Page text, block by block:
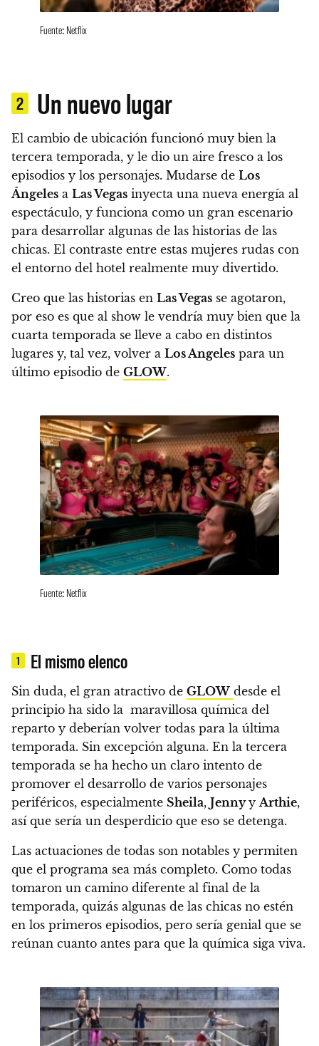
Fuente: Netflix
2 Un nuevo lugar
El cambio de ubicación funcionó muy bien la
tercera temporada, y le dio un aire fresco a los
episodios y los personajes. Mudarse de Los
Ángeles a Las Vegas inyecta una nueva energía al
espectáculo, y funciona como un gran escenario
para desarrollar algunas de las historias de las
chicas. El contraste entre estas mujeres rudas con
el entorno del hotel realmente muy divertido.
Creo que las historias en Las Vegas se agotaron,
por eso es que al show le vendría muy bien que la
cuarta temporada se lleve a cabo en distintos
lugares y, tal vez, volver a Los Angeles para un
último episodio de GLOW.
Fuente: Netflix
1 El mismo elenco
Sin duda, el gran atractivo de GLOW desde el
principio ha sido la maravillosa química del
reparto y deberían volver todas para la última
temporada. Sin excepción alguna. En la tercera
temporada se ha hecho un claro intento de
promover el desarrollo de varios personajes
periféricos, especialmente Sheila, JennyyArthie,
así que sería un desperdicio que eso se detenga.
Las actuaciones de todas son notables y permiten
que el programa sea más completo. Como todas
tomaron un camino diferente al final de la
temporada, quizás algunas de las chicas no estén
en los primeros episodios, pero sería genial que se
reúnan cuanto antes para que la química siga viva.